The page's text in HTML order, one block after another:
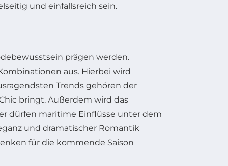
und einfallsreich sein.
prägen werden.
aus. Hierbei wird
Trends gehören der
bringt. Außerdem wird das
dürfen maritime Einflüsse unter dem
und dramatischer Romantik
für die kommende Saison